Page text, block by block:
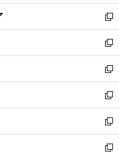
開
く
ウ
ィ
ン
ド
ウ
で
開
く
し
い
ウ
ィ
ン
ド
ウ
で
開
く
新
し
い
ウ
ィ
ン
ド
ウ
で
開
く
新
し
い
ウ
ィ
ン
ド
ウ
で
新
し
い
ウ
ィ
ン
ド
新
し
い
ウ
ィ
新
し
い
新